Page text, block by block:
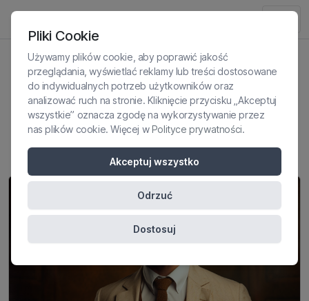
Jak rozpoznać Narcyza? –
psycholog omawia czerwone
flagi
Pliki Cookie
Używamy plików cookie, aby poprawić jakość
przeglądania, wyświetlać reklamy lub treści dostosowane
do indywidualnych potrzeb użytkowników oraz
analizować ruch na stronie. Kliknięcie przycisku „Akceptuj
wszystkie” oznacza zgodę na wykorzystywanie przez
nas plików cookie. Więcej wPolityce prywatności.
Akceptuj wszystko
Odrzuć
Dostosuj